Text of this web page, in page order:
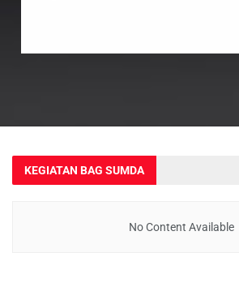
KEGIATAN BAG SUMDA
No Content Available